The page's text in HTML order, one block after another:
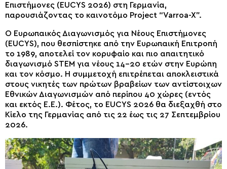
Επιστήμονες (EUCYS 2026) στη Γερμανία,
παρουσιάζοντας το καινοτόμο Project “Varroa-X”.
Ο Ευρωπαικός Διαγωνισμός για Νέους Επιστήμονες
(EUCYS), που θεσπίστηκε από την Ευρωπαική Επιτροπή
το 1989, αποτελεί τον κορυφαίο και πιο απαιτητικό
διαγωνισμό STEM για νέους 14-20 ετών στην Ευρώπη
και τον κόσμο. Η συμμετοχή επιτρέπεται αποκλειστικά
στους νικητές των πρώτων βραβείων των αντίστοιχων
Εθνικών Διαγωνισμών από περίπου 40 χώρες (εντός
και εκτός Ε.Ε.). Φέτος, το EUCYS 2026 θα διεξαχθή στο
Κίελο της Γερμανίας από τις 22 έως τις 27 Σεπτεμβρίου
2026.